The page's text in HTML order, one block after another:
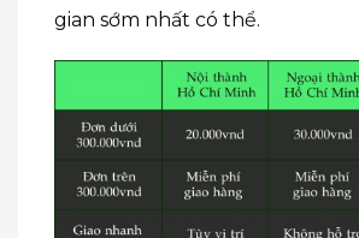
gian sớm nhất có thể.